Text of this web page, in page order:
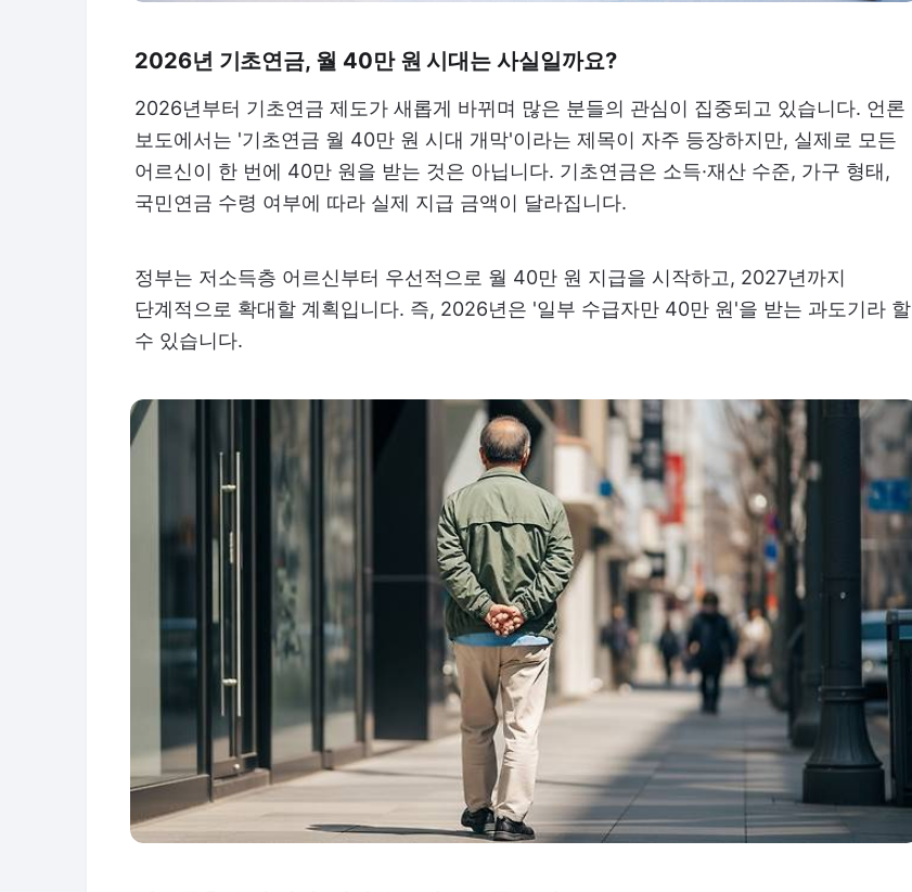
2026년 기초연금, 월 40만 원 시대는 사실일까요?
2026년부터 기초연금 제도가 새롭게 바뀌며 많은 분들의 관심이 집중되고 있습니다. 언론
보도에서는 '기초연금 월 40만 원 시대 개막'이라는 제목이 자주 등장하지만, 실제로 모든
어르신이 한 번에 40만 원을 받는 것은 아닙니다. 기초연금은 소득·재산 수준, 가구 형태,
국민연금 수령 여부에 따라 실제 지급 금액이 달라집니다.
정부는 저소득층 어르신부터 우선적으로 월 40만 원 지급을 시작하고, 2027년까지
단계적으로 확대할 계획입니다. 즉, 2026년은 '일부 수급자만 40만 원'을 받는 과도기라 할
수 있습니다.